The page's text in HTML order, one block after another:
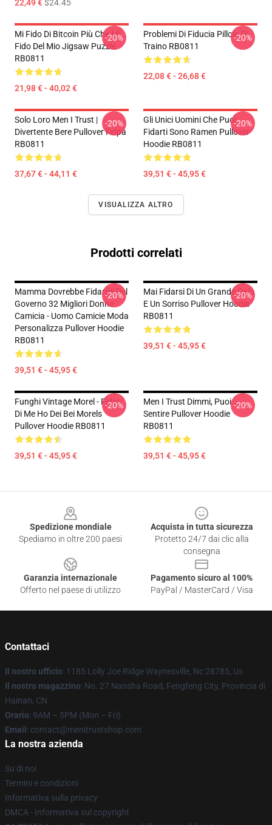
22,49 €$24.45
Mi Fido Di Bitcoin Più Che Mi
Fido Del Mio Jigsaw Puzzle
RB0811
21,98 € - 40,02 €
-20%
Problemi Di Fiducia Pillola Di
Traino RB0811
22,08 € - 26,68 €
-20%
Solo Loro Men I Trust |
Divertente Bere Pullover Felpa
RB0811
37,67 € - 44,11 €
-20%
Gli Unici Uomini Che Puoi
Fidarti Sono Ramen Pullover
Hoodie RB0811
39,51 € - 45,95 €
-20%
VISUALIZZA ALTRO
Prodotti correlati
Mamma Dovrebbe Fidarmi Del
Governo 32 Migliori Donne
Camicia - Uomo Camicie Moda
Personalizza Pullover Hoodie
RB0811
39,51 € - 45,95 €
-20%
Mai Fidarsi Di Un Grande Culo
E Un Sorriso Pullover Hoodie
RB0811
39,51 € - 45,95 €
-20%
Funghi Vintage Morel - Fidati
Di Me Ho Dei Bei Morels
Pullover Hoodie RB0811
39,51 € - 45,95 €
-20%
Men I Trust Dimmi, Puoi
Sentire Pullover Hoodie
RB0811
39,51 € - 45,95 €
-20%
Spedizione mondiale
Spediamo in oltre 200 paesi
Acquista in tutta sicurezza
Protetto 24/7 dai clic alla
consegna
Garanzia internazionale
Offerto nel paese di utilizzo
Pagamento sicuro al 100%
PayPal / MasterCard / Visa
Contattaci
Il nostro ufficio: 1185 Lolly Joe Ridge Waynesville, Nc 28785, Us
Il nostro magazzino: No. 27 Nansha Road, Fengfeng City, Provincia di
Hainan, CN
Orario: 9AM – 5PM (Mon – Fri)
Email : contact@menitrustshop.com
La nostra azienda
Su di noi
Termini e condizioni
Informativa sulla privacy
DMCA - Informativa sul copyright